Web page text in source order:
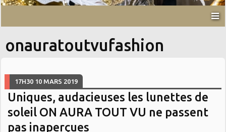
onauratoutvufashion
17H30 10 MARS 2019
Uniques, audacieuses les lunettes de
soleil ON AURA TOUT VU ne passent
pas inaperçues